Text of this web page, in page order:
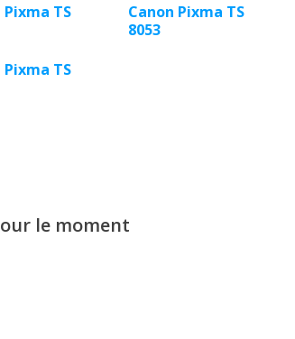
Pixma TS
Canon Pixma TS
8053
Pixma TS
le moment